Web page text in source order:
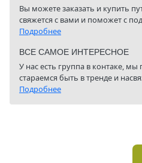
Вы можете заказать и купить
свяжется с вами и поможет с
Подробнее
ВСЕ САМОЕ ИНТЕРЕСНОЕ
У нас есть группа в контаке,
стараемся быть в тренде и
Подробнее